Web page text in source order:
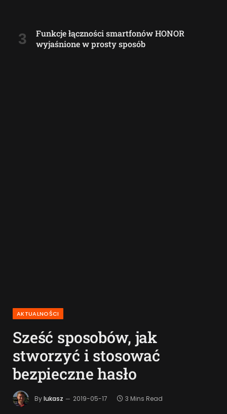
Funkcje łączności smartfonów HONOR
wyjaśnione w prosty sposób
AKTUALNOŚCI
Sześć sposobów, jak
stworzyć i stosować
bezpieczne hasło
Bylukasz 2019-05-17 3 Mins Read